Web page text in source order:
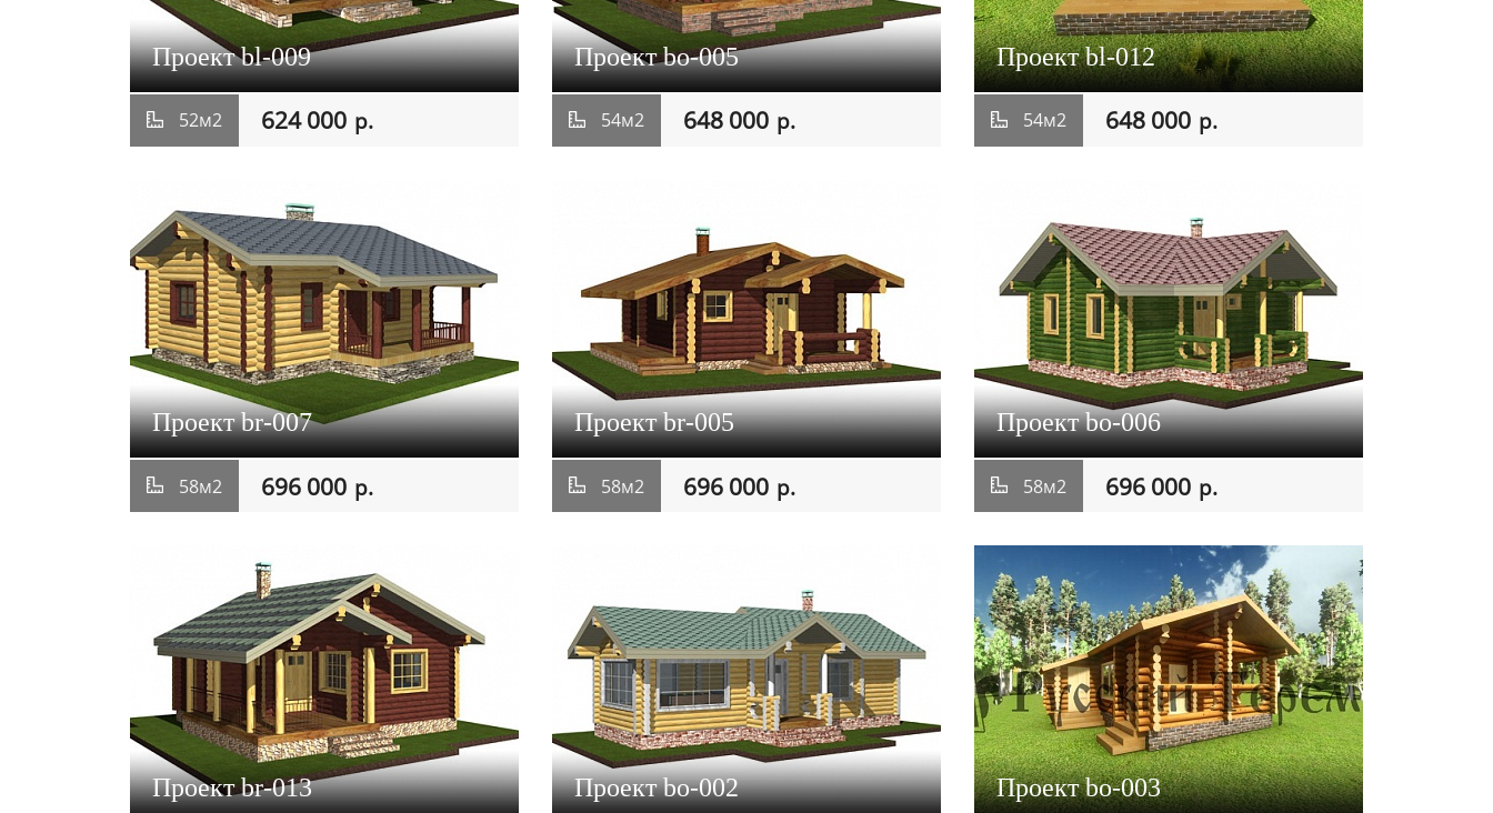
Проект bl-009
52м2 624 000 р.
Проект bo-005
54м2 648 000 р.
Проект bl-012
54м2 648 000 р.
Проект br-007
58м2 696 000 р.
Проект br-005
58м2 696 000 р.
Проект bo-006
58м2 696 000 р.
Проект br-013 Проект bo-002 Проект bo-003